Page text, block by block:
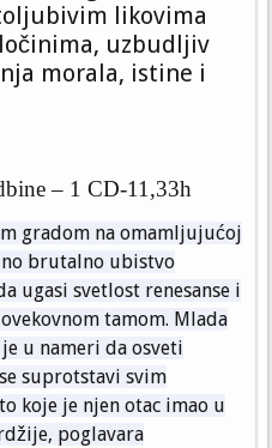
likovima
uzbudljiv
morala, istine i
– 1 CD-11,33h
gradom na omamljujućoj
brutalno ubistvo
ugasi svetlost renesanse i
tamom. Mlada
je u nameri da osveti
suprotstavi svim
koje je njen otac imao u
poglavara